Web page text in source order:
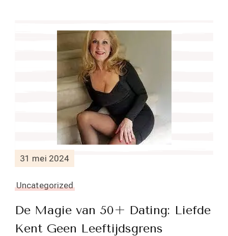
31 mei 2024
Uncategorized
De Magie van 50+ Dating: Liefde
Kent Geen Leeftijdsgrens